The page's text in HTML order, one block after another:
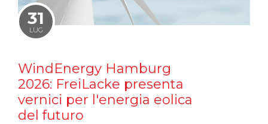
31
LUG
WindEnergy Hamburg
2026: FreiLacke presenta
vernici per l'energia eolica
del futuro